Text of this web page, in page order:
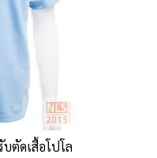
ตัดเสื้อโปโล